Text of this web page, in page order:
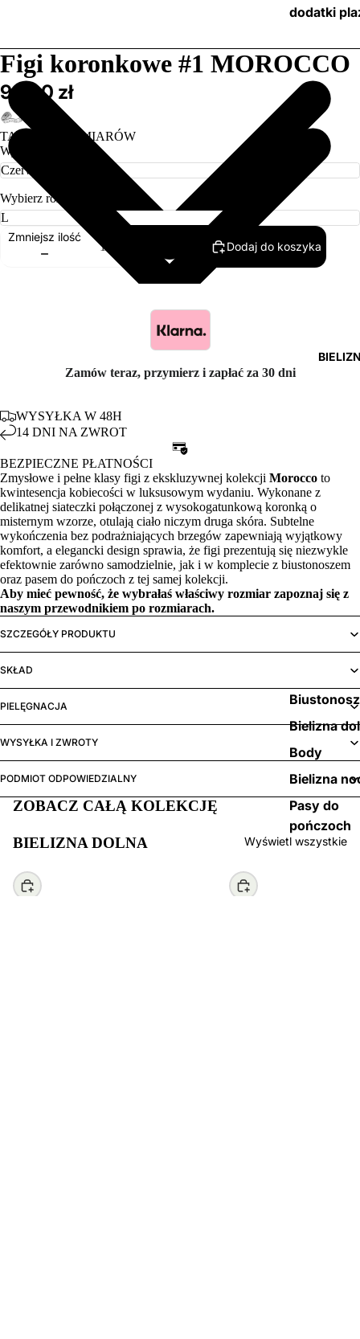
dodatki
Bielizna
Body
Bielizna
Pasy do
pończoch
Figi koronkowe #1 MOROCCO
99,00 zł
TABELA ROZMIARÓW
Wybierz kolor
Wybierz rozmiar
Zmniejsz ilość
Dodaj do koszyka
Zamów teraz, przymierz i zapłać za 30 dni
WYSYŁKA W 48H
14 DNI NA ZWROT
BEZPIECZNE PŁATNOŚCI
Zmysłowe i pełne klasy figi z ekskluzywnej kolekcji Morocco to
kwintesencja kobiecości w luksusowym wydaniu. Wykonane z
delikatnej siateczki połączonej z wysokogatunkową koronką o
misternym wzorze, otulają ciało niczym druga skóra. Subtelne
wykończenia bez podrażniających brzegów zapewniają wyjątkowy
komfort, a elegancki design sprawia, że figi prezentują się niezwykle
efektownie zarówno samodzielnie, jak i w komplecie z biustonoszem
oraz pasem do pończoch z tej samej kolekcji.
Aby mieć pewność, że wybrałaś właściwy rozmiar zapoznaj się z
naszym przewodnikiem po rozmiarach.
SZCZEGÓŁY PRODUKTU
SKŁAD
PIELĘGNACJA
WYSYŁKA I ZWROTY
PODMIOT ODPOWIEDZIALNY
ZOBACZ CAŁĄ KOLEKCJĘ
BIELIZNA DOLNA Wyświetl wszystkie
Wybierz Wybierz